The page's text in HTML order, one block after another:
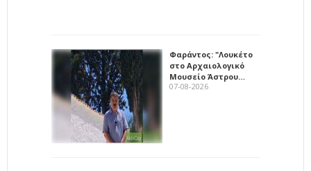
Φαράντος: "Λουκέτο
στο Αρχαιολογικό
Μουσείο Άστρου…
07-08-2026